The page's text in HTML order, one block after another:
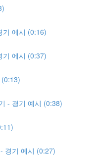
기 에시 (0:16)
기 에시 (0:37)
- 경기 예시 (0:38)
경기 예시 (0:27)